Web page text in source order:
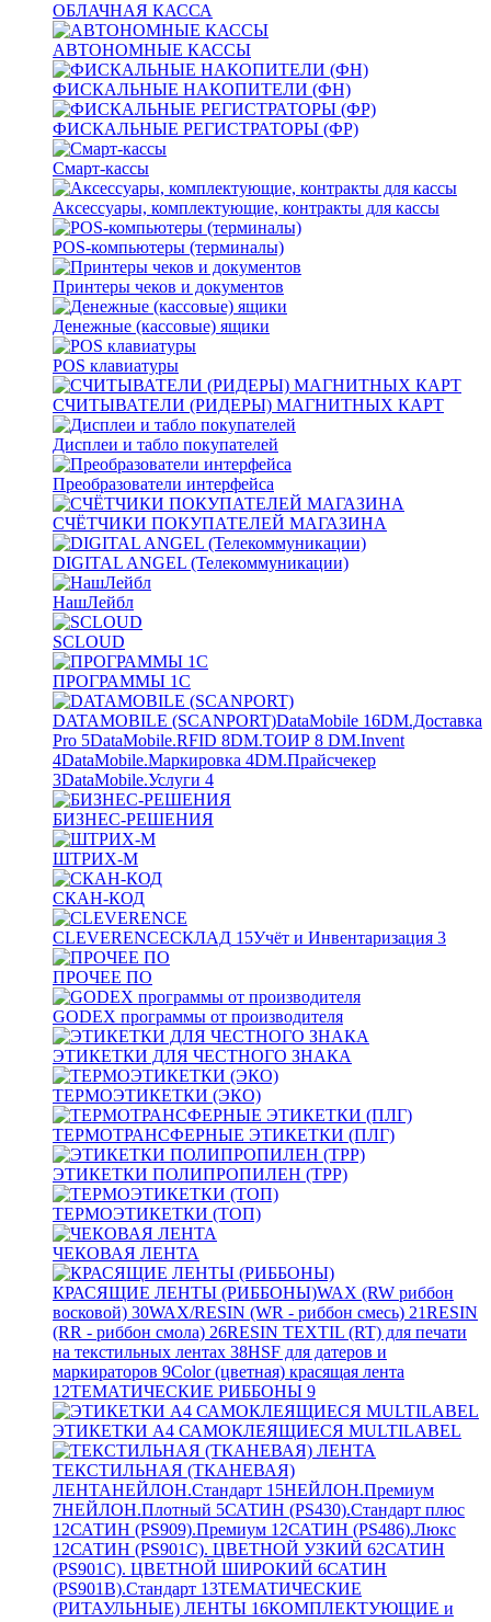
ОБЛАЧНАЯ КАССА
АВТОНОМНЫЕ КАССЫ
ФИСКАЛЬНЫЕ НАКОПИТЕЛИ (ФН)
ФИСКАЛЬНЫЕ РЕГИСТРАТОРЫ (ФР)
Смарт-кассы
Аксессуары, комплектующие, контракты для кассы
POS-компьютеры (терминалы)
Принтеры чеков и документов
Денежные (кассовые) ящики
POS клавиатуры
СЧИТЫВАТЕЛИ (РИДЕРЫ) МАГНИТНЫХ КАРТ
Дисплеи и табло покупателей
Преобразователи интерфейса
СЧЁТЧИКИ ПОКУПАТЕЛЕЙ МАГАЗИНА
DIGITAL ANGEL (Телекоммуникации)
НашЛейбл
SCLOUD
ПРОГРАММЫ 1С
DATAMOBILE (SCANPORT)DataMobile 16DM.Доставка
Pro 5DataMobile.RFID 8DM.ТОИР 8 DM.Invent
4DataMobile.Маркировка 4DM.Прайсчекер
3DataMobile.Услуги 4
БИЗНЕС-РЕШЕНИЯ
ШТРИХ-М
СКАН-КОД
CLEVERENCEСКЛАД 15Учёт и Инвентаризация 3
ПРОЧЕЕ ПО
GODEX программы от производителя
ЭТИКЕТКИ ДЛЯ ЧЕСТНОГО ЗНАКА
ТЕРМОЭТИКЕТКИ (ЭКО)
ТЕРМОТРАНСФЕРНЫЕ ЭТИКЕТКИ (ПЛГ)
ЭТИКЕТКИ ПОЛИПРОПИЛЕН (TPP)
ТЕРМОЭТИКЕТКИ (ТОП)
ЧЕКОВАЯ ЛЕНТА
КРАСЯЩИЕ ЛЕНТЫ (РИББОНЫ)WAX (RW риббон
восковой) 30WAX/RESIN (WR - риббон смесь) 21RESIN
(RR - риббон смола) 26RESIN TEXTIL (RT) для печати
на текстильных лентах 38HSF для датеров и
маркираторов 9Color (цветная) красящая лента
12ТЕМАТИЧЕСКИЕ РИББОНЫ 9
ЭТИКЕТКИ А4 САМОКЛЕЯЩИЕСЯ MULTILABEL
ТЕКСТИЛЬНАЯ (ТКАНЕВАЯ)
ЛЕНТАНЕЙЛОН.Стандарт 15НЕЙЛОН.Премиум
7НЕЙЛОН.Плотный 5САТИН (PS430).Стандарт плюс
12САТИН (PS909).Премиум 12САТИН (PS486).Люкс
12САТИН (PS901C). ЦВЕТНОЙ УЗКИЙ 62САТИН
(PS901C). ЦВЕТНОЙ ШИРОКИЙ 6САТИН
(PS901B).Стандарт 13ТЕМАТИЧЕСКИЕ
(РИТАУЛЬНЫЕ) ЛЕНТЫ 16КОМПЛЕКТУЮЩИЕ и